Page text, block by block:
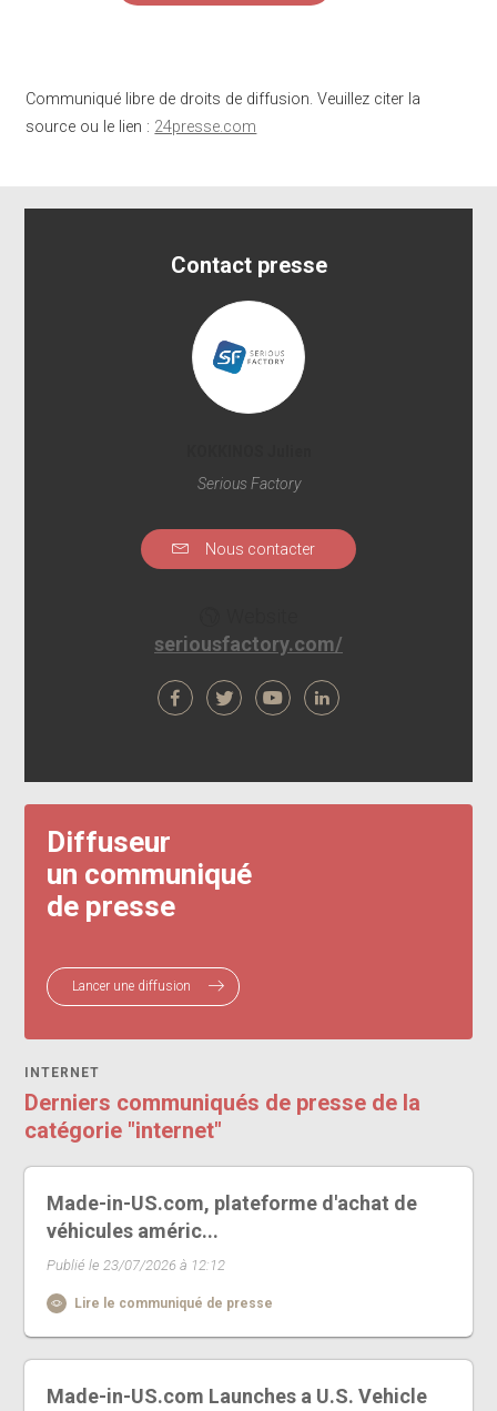
Communiqué libre de droits de diffusion. Veuillez citer la
source ou le lien : 24presse.com
Contact presse
Serious Factory
Nous contacter
seriousfactory.com/
Diffuseur
un communiqué
de presse
Lancer une diffusion
INTERNET
Derniers communiqués de presse de la
catégorie "internet"
Made-in-US.com, plateforme d'achat de
véhicules améric...
Publié le 23/07/2026 à 12:12
Lire le communiqué de presse
Made-in-US.com Launches a U.S. Vehicle